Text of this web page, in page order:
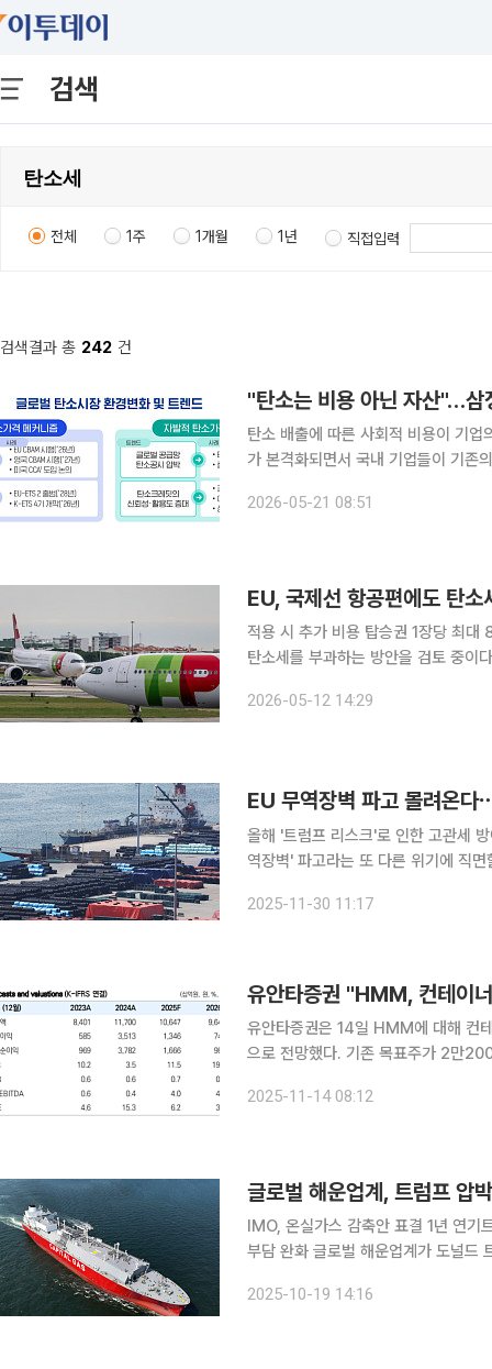
검색
전체 1주 1개월 1년 직접입력
검색결과 총 242 건
"탄소는 비용 아닌 자산"…
탄소 배출에 따른 사회적 비용이 기업
가 본격화되면서 국내 기업들이 기존
로 바꾸는 탄소자산 관리의 해법’ 보
2026-05-21 08:51
EU, 국제선 항공편에도 탄
적용 시 추가 비용 탑승권 1장당 최대 8만원 유럽연합(EU)이 유럽에서 출발하는 국
탄소세를 부과하는 방안을 검토 중이
임스(FT)에 따르면 EU 집행위원회와
2026-05-12 14:29
EU 무역장벽 파고 몰려온
올해 '트럼프 리스크'로 인한 고관세
역장벽' 파고라는 또 다른 위기에 직면할 전망이다. EU의 탄소국경조정
다. 30일 산업통상부에 따르면 내년
2025-11-30 11:17
유안타증권 "HMM, 컨테이
유안타증권은 14일 HMM에 대해 컨
으로 전망했다. 기존 목표주가 2만2000원
7064억 원과 2968억 원으로 영업이
2025-11-14 08:12
글로벌 해운업계, 트럼프 압
IMO, 온실가스 감축안 표결 1년 연기
부담 완화 글로벌 해운업계가 도널드 트럼프 미국 대통령의 압박에 탄소 감축 노력을 사실상 중단했
지시간) 가디언, 알자지라방송 등에
2025-10-19 14:16